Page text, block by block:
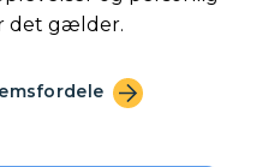
det gælder.